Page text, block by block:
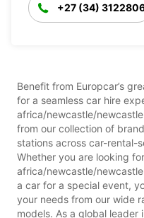
+27 (34)
Benefit from Europcar’s
for a seamless car hire
africa/newcastle/
from our collection of
stations across car-rental-
Whether you are looking
africa/newcastle/
a car for a special event,
your needs from our wide
models. As a global